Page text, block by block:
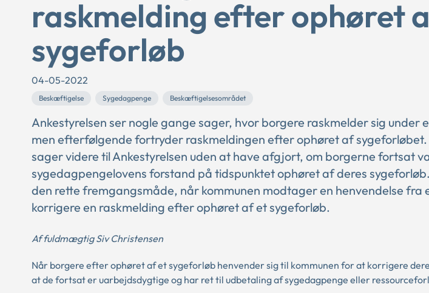
raskmelding efter ophøret
sygeforløb
04-05-2022
Beskæftigelse Sygedagpenge Beskæftigelsesområdet
Ankestyrelsen ser nogle gange sager, hvor borgere raskmelder sig
men efterfølgende fortryder raskmeldingen efter ophøret af sygeforløbet.
sager videre til Ankestyrelsen uden at have afgjort, om borgerne fortsat
sygedagpengelovens forstand på tidspunktet ophøret af deres
den rette fremgangsmåde, når kommunen modtager en henvendelse fra
korrigere en raskmelding efter ophøret af et sygeforløb.
Af fuldmægtig Siv Christensen
Når borgere efter ophøret af et sygeforløb henvender sig til kommunen for at korrigere
at de fortsat er uarbejdsdygtige og har ret til udbetaling af sygedagpenge eller